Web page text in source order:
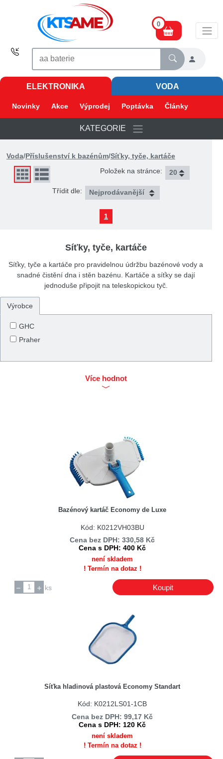
0
ELEKTRONIKA VODA
Novinky Akce Výprodej Poptávka Články
KATEGORIE
Voda/Příslušenství k bazénům/Síťky, tyče, kartáče
Položek na stránce:
Třídit dle:
1
Síťky, tyče, kartáče
Síťky, tyče a kartáče pro pravidelnou údržbu bazénové vody a
snadné čistění dna i stěn bazénu. Kartáče a síťky se dají
jednoduše připojit na teleskopickou tyč.
Výrobce
GHC
Praher
Více hodnot
Bazénový kartáč Economy de Luxe
Kód: K0212VH03BU
Cena bez DPH: 330,58 Kč
Cena s DPH: 400 Kč
není skladem
! Termín na dotaz !
ks Koupit
Síťka hladinová plastová Economy Standart
Kód: K0212LS01-1CB
Cena bez DPH: 99,17 Kč
Cena s DPH: 120 Kč
není skladem
! Termín na dotaz !